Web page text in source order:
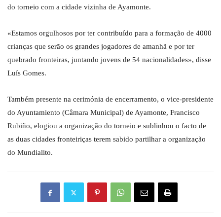
do torneio com a cidade vizinha de Ayamonte.
«Estamos orgulhosos por ter contribuído para a formação de 4000
crianças que serão os grandes jogadores de amanhã e por ter
quebrado fronteiras, juntando jovens de 54 nacionalidades», disse
Luís Gomes.
Também presente na cerimónia de encerramento, o vice-presidente
do Ayuntamiento (Câmara Municipal) de Ayamonte, Francisco
Rubiño, elogiou a organização do torneio e sublinhou o facto de
as duas cidades fronteiriças terem sabido partilhar a organização
do Mundialito.